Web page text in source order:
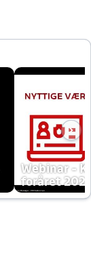
Webinar -
foråret